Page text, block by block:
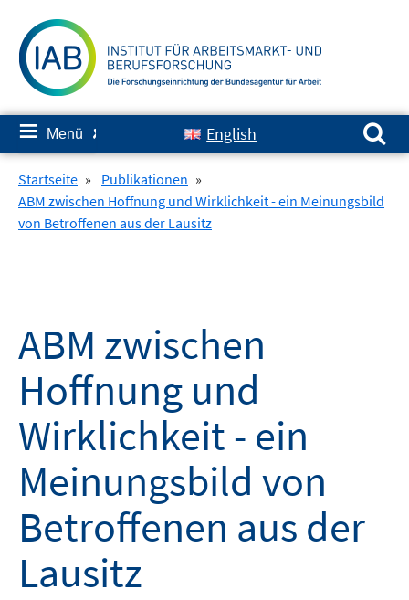
zum
Inhalt
≡ Menü ✘ English
Suchen nach:
Startseite » Publikationen »
ABM zwischen Hoffnung und Wirklichkeit - ein Meinungsbild
von Betroffenen aus der Lausitz
ABM zwischen
Hoffnung und
Wirklichkeit - ein
Meinungsbild von
Betroffenen aus der
Lausitz